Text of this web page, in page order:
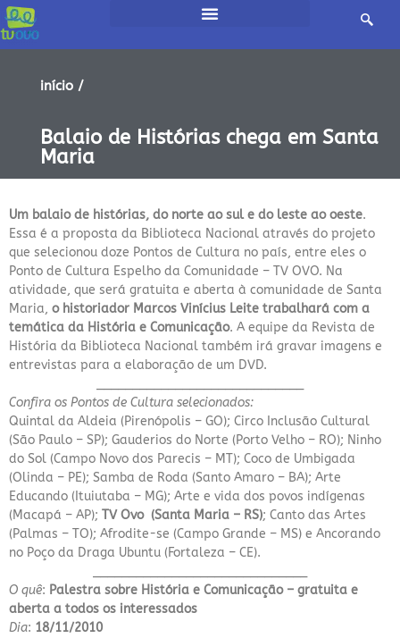
início /
Balaio de Histórias chega em Santa
Maria
Um balaio de histórias, do norte ao sul e do leste ao oeste.
Essa é a proposta da Biblioteca Nacional através do projeto
que selecionou doze Pontos de Cultura no país, entre eles o
Ponto de Cultura Espelho da Comunidade – TV OVO. Na
atividade, que será gratuita e aberta à comunidade de Santa
Maria, o historiador Marcos Vinícius Leite trabalhará com a
temática da História e Comunicação. A equipe da Revista de
História da Biblioteca Nacional também irá gravar imagens e
entrevistas para a elaboração de um DVD.
Confira os Pontos de Cultura selecionados:
Quintal da Aldeia (Pirenópolis – GO); Circo Inclusão Cultural
(São Paulo – SP); Gauderios do Norte (Porto Velho – RO); Ninho
do Sol (Campo Novo dos Parecis – MT); Coco de Umbigada
(Olinda – PE); Samba de Roda (Santo Amaro – BA); Arte
Educando (Ituiutaba – MG); Arte e vida dos povos indígenas
(Macapá – AP); TV Ovo (Santa Maria – RS); Canto das Artes
(Palmas – TO); Afrodite-se (Campo Grande – MS) e Ancorando
no Poço da Draga Ubuntu (Fortaleza – CE).
O quê: Palestra sobre História e Comunicação – gratuita e
aberta a todos os interessados
Dia: 18/11/2010